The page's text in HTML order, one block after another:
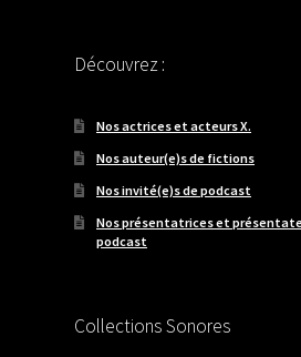
Découvrez :
Nos actrices et acteurs X.
Nos auteur(e)s de fictions
Nos invité(e)s de podcast
Nos présentatrices et
podcast
Collections Sonores